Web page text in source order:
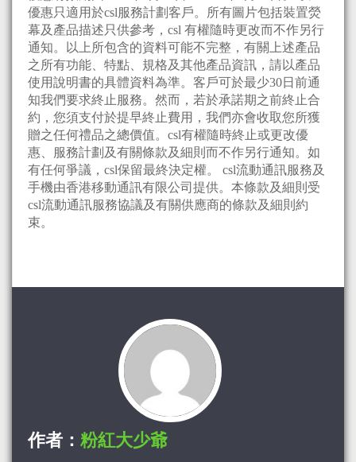
優惠只適用於csl服務計劃客戶。所有圖片包括裝置熒
幕及產品描述只供參考，csl 有權隨時更改而不作另行
通知。以上所包含的資料可能不完整，有關上述產品
之所有功能、特點、規格及其他產品資訊，請以產品
使用說明書的具體資料為準。客戶可於最少30日前通
知我們要求終止服務。然而，若於承諾期之前終止合
約，您須支付於提早終止費用，我們亦會收取您所獲
贈之任何禮品之總價值。csl有權隨時終止或更改優
惠、服務計劃及有關條款及細則而不作另行通知。如
有任何爭議，csl保留最終決定權。 csl流動通訊服務及
手機由香港移動通訊有限公司提供。本條款及細則受
csl流動通訊服務協議及有關供應商的條款及細則約
束。
作者： 粉紅大少爺